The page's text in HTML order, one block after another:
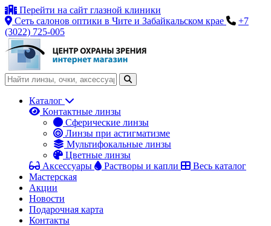
Перейти на сайт глазной клиники
Сеть салонов оптики в Чите и Забайкальском крае
+7
(3022) 725-005
Каталог
Контактные линзы
Сферические линзы
Линзы при астигматизме
Мультифокальные линзы
Цветные линзы
Аксессуары
Растворы и капли
Весь каталог
Мастерская
Акции
Новости
Подарочная карта
Контакты